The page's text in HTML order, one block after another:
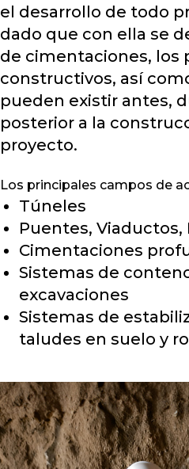
el desarrollo de todo
dado que con ella se
de cimentaciones, los
constructivos, así
pueden existir antes,
posterior a la
proyecto.
Los principales campos de
Túneles
Puentes, Viaductos,
Cimentaciones
Sistemas de
excavaciones
Sistemas de
taludes en suelo y